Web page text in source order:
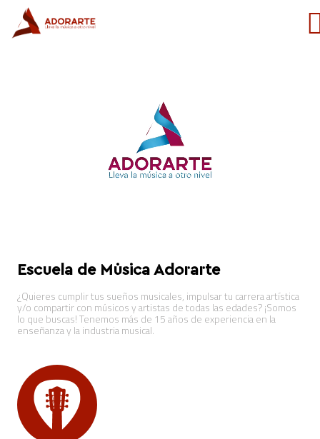
Escuela de Música Adorarte
¿Quieres cumplir tus sueños musicales, impulsar tu carrera artística
y/o compartir con músicos y artistas de todas las edades? ¡Somos
lo que buscas! Tenemos más de 15 años de experiencia en la
enseñanza y la industria musical.